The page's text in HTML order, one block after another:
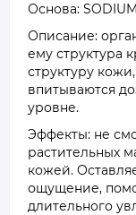
Основа:
Описание:
ему структура
структуру
впитываются
уровне.
Эффекты: не
растительных
кожей.
ощущение,
длительного